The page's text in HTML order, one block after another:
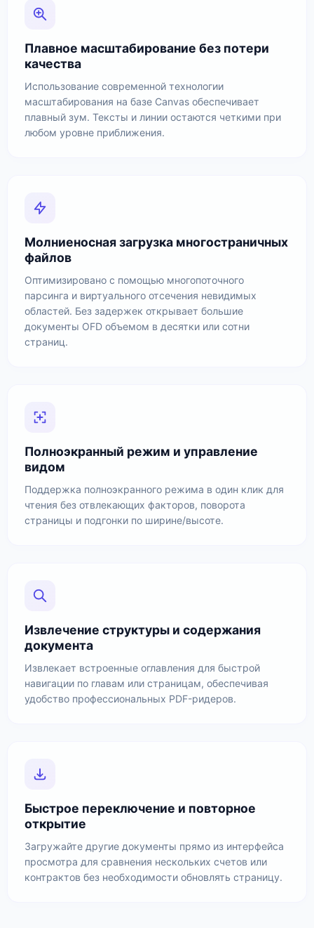
Плавное масштабирование без потери
качества
Использование современной технологии
масштабирования на базе Canvas обеспечивает
плавный зум. Тексты и линии остаются четкими при
любом уровне приближения.
Молниеносная загрузка многостраничных
файлов
Оптимизировано с помощью многопоточного
парсинга и виртуального отсечения невидимых
областей. Без задержек открывает большие
документы OFD объемом в десятки или сотни
страниц.
Полноэкранный режим и управление
видом
Поддержка полноэкранного режима в один клик для
чтения без отвлекающих факторов, поворота
страницы и подгонки по ширине/высоте.
Извлечение структуры и содержания
документа
Извлекает встроенные оглавления для быстрой
навигации по главам или страницам, обеспечивая
удобство профессиональных PDF-ридеров.
Быстрое переключение и повторное
открытие
Загружайте другие документы прямо из интерфейса
просмотра для сравнения нескольких счетов или
контрактов без необходимости обновлять страницу.